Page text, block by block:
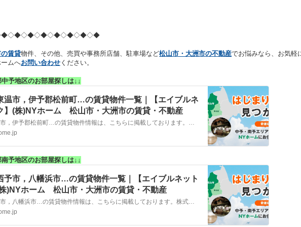
◇◆◇◆◇◆◇◆◇◆
賃貸物件、その他、売買や事務所店舗、駐車場など松山市・大洲市の不動産でお悩みなら、お気軽
ムへお問い合わせ ください。
予地区のお部屋探しは↓↓
温市，伊予郡松前町…の賃貸物件一覧｜【エイブルネ
】(株)NYホーム 松山市・大洲市の賃貸・不動産
松山市，東温市，伊予郡松前町…の賃貸物件情報は、こちらに掲載しております。株式会社NYホームが自信を持ってご紹介する物件ばかりとなっております。お客様のニーズにそった物件が見つかりましたら、弊社までお気軽にお問い合わせください。
予地区のお部屋探しは↓↓
予市，八幡浜市…の賃貸物件一覧｜【エイブルネット
)NYホーム 松山市・大洲市の賃貸・不動産
大洲市，西予市，八幡浜市…の賃貸物件情報は、こちらに掲載しております。株式会社NYホームが自信を持ってご紹介する物件ばかりとなっております。お客様のニーズにそった物件が見つかりましたら、弊社までお気軽にお問い合わせください。